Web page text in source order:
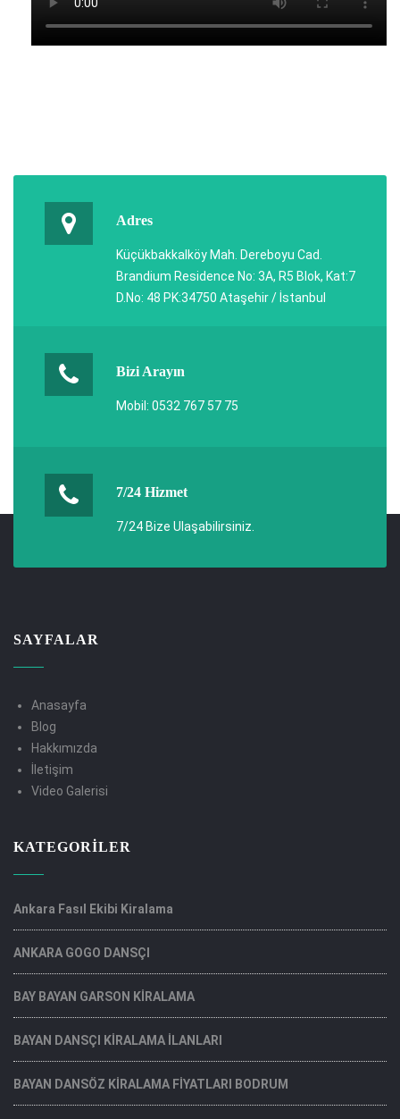
Adres
Küçükbakkalköy Mah. Dereboyu Cad.
Brandium Residence No: 3A, R5 Blok, Kat:7
D.No: 48 PK:34750 Ataşehir / İstanbul
Bizi Arayın
Mobil: 0532 767 57 75
7/24 Hizmet
7/24 Bize Ulaşabilirsiniz.
SAYFALAR
Anasayfa
Blog
Hakkımızda
İletişim
Video Galerisi
KATEGORILER
Ankara Fasıl Ekibi Kiralama
ANKARA GOGO DANSÇI
BAY BAYAN GARSON KİRALAMA
BAYAN DANSÇI KİRALAMA İLANLARI
BAYAN DANSÖZ KİRALAMA FİYATLARI BODRUM